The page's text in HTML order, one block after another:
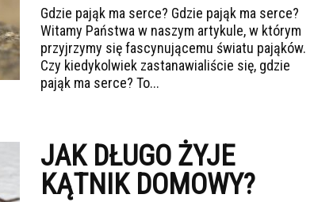
Gdzie pająk ma serce? Gdzie pająk ma serce?
Witamy Państwa w naszym artykule, w którym
przyjrzymy się fascynującemu światu pająków.
Czy kiedykolwiek zastanawialiście się, gdzie
pająk ma serce? To...
JAK DŁUGO ŻYJE
KĄTNIK DOMOWY?